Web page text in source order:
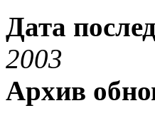
Дата
2003
Архив